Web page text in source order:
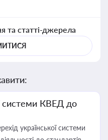
та статті-джерела
системи КВЕД до
української системи